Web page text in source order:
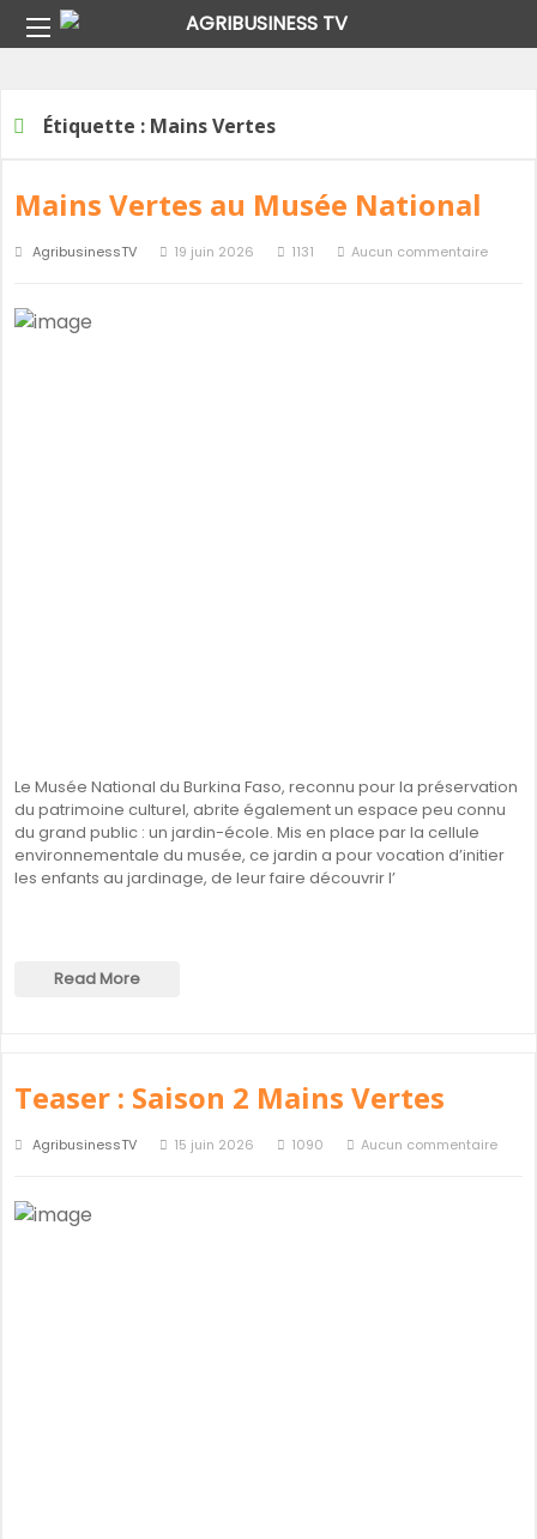
Étiquette :Mains Vertes
Étiquette : Mains Vertes
Mains Vertes au Musée National
AgribusinessTV 19 juin 2026 1131 Aucun commentaire
Le Musée National du Burkina Faso, reconnu pour la préservation
du patrimoine culturel, abrite également un espace peu connu
du grand public : un jardin-école. Mis en place par la cellule
environnementale du musée, ce jardin a pour vocation d’initier
les enfants au jardinage, de leur faire découvrir l’
Read More
Teaser : Saison 2 Mains Vertes
AgribusinessTV 15 juin 2026 1090 Aucun commentaire